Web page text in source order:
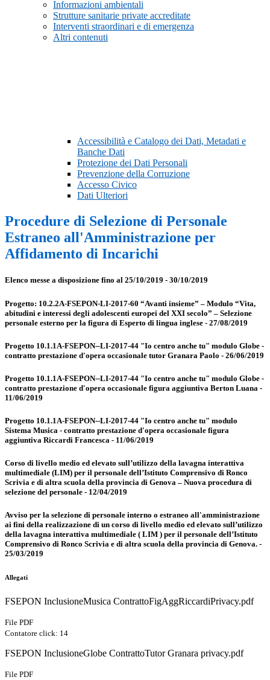
Informazioni ambientali
Strutture sanitarie private accreditate
Interventi straordinari e di emergenza
Altri contenuti
Accessibilità e Catalogo dei Dati, Metadati e
Banche Dati
Protezione dei Dati Personali
Prevenzione della Corruzione
Accesso Civico
Dati Ulteriori
Procedure di Selezione di Personale
Estraneo all'Amministrazione per
Affidamento di Incarichi
Elenco messe a disposizione fino al 25/10/2019 - 30/10/2019
Progetto: 10.2.2A-FSEPON-LI-2017-60 “Avanti insieme” – Modulo “Vita,
abitudini e interessi degli adolescenti europei del XXI secolo” – Selezione
personale esterno per la figura di Esperto di lingua inglese - 27/08/2019
Progetto 10.1.1A-FSEPON--LI-2017-44 "Io centro anche tu" modulo Globe -
contratto prestazione d'opera occasionale tutor Granara Paolo - 26/06/2019
Progetto 10.1.1A-FSEPON--LI-2017-44 "Io centro anche tu" modulo Globe -
contratto prestazione d'opera occasionale figura aggiuntiva Berton Luana -
11/06/2019
Progetto 10.1.1A-FSEPON--LI-2017-44 "Io centro anche tu" modulo
Sistema Musica - contratto prestazione d'opera occasionale figura
aggiuntiva Riccardi Francesca - 11/06/2019
Corso di livello medio ed elevato sull’utilizzo della lavagna interattiva
multimediale (LIM) per il personale dell’Istituto Comprensivo di Ronco
Scrivia e di altra scuola della provincia di Genova – Nuova procedura di
selezione del personale - 12/04/2019
Avviso per la selezione di personale interno o estraneo all'amministrazione
ai fini della realizzazione di un corso di livello medio ed elevato sull’utilizzo
della lavagna interattiva multimediale ( LIM ) per il personale dell’Istituto
Comprensivo di Ronco Scrivia e di altra scuola della provincia di Genova. -
25/03/2019
Allegati
FSEPON InclusioneMusica ContrattoFigAggRiccardiPrivacy.pdf
File PDF
Contatore click: 14
FSEPON InclusioneGlobe ContrattoTutor Granara privacy.pdf
File PDF